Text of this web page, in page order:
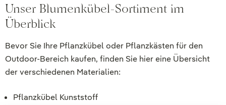
Unser Blumenkübel-Sortiment im
Überblick
Bevor Sie Ihre Pflanzkübel oder Pflanzkästen für den
Outdoor-Bereich kaufen, finden Sie hier eine Übersicht
der verschiedenen Materialien:
Pflanzkübel Kunststoff